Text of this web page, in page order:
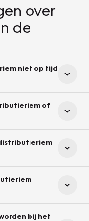
over
de
niet op tijd
of
bij het